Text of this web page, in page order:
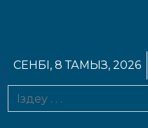
СЕНБІ, 8 ТАМЫЗ, 2026